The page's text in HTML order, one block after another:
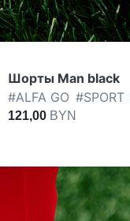
Шорты Man black
#ALFA GO #SPORT
121,00 BYN